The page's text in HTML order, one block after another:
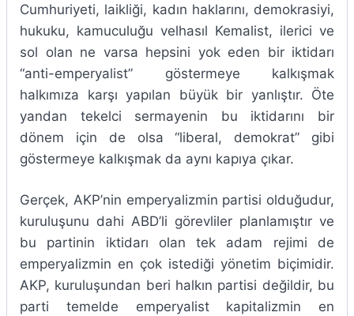
Cumhuriyeti, laikliği, kadın haklarını, demokrasiyi,
hukuku, kamuculuğu velhasıl Kemalist, ilerici ve
sol olan ne varsa hepsini yok eden bir iktidarı
“anti-emperyalist” göstermeye kalkışmak
halkımıza karşı yapılan büyük bir yanlıştır. Öte
yandan tekelci sermayenin bu iktidarını bir
dönem için de olsa “liberal, demokrat” gibi
göstermeye kalkışmak da aynı kapıya çıkar.
Gerçek, AKP’nin emperyalizmin partisi olduğudur,
kuruluşunu dahi ABD’li görevliler planlamıştır ve
bu partinin iktidarı olan tek adam rejimi de
emperyalizmin en çok istediği yönetim biçimidir.
AKP, kuruluşundan beri halkın partisi değildir, bu
parti temelde emperyalist kapitalizmin en